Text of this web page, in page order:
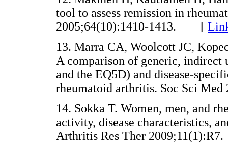
tool to assess remission in
2005;64(10):1410-1413. [
13. Marra CA, Woolcott JC,
A comparison of generic,
and the EQ5D) and disease-
rheumatoid arthritis. Soc Sci
14. Sokka T. Women, men, and
activity, disease characteristics,
Arthritis Res Ther